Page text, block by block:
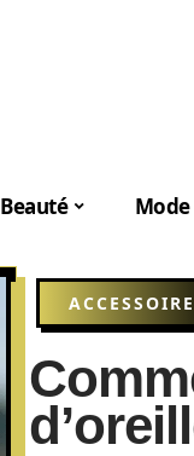
Beauté Mode